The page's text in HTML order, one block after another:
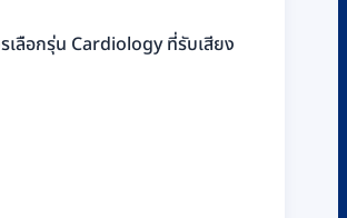
เลือกรุ่น Cardiology ที่รับเสียง